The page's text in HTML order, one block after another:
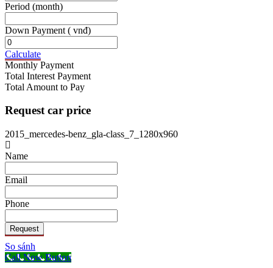
Period (month)
Down Payment ( vnđ)
Calculate
Monthly Payment
Total Interest Payment
Total Amount to Pay
Request car price
2015_mercedes-benz_gla-class_7_1280x960
Name
Email
Phone
Request
So sánh
Call Now Button